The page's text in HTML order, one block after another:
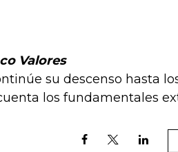
Valores
su descenso hasta
los fundamentales